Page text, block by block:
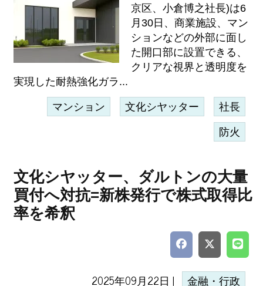
京区、小倉博之社長)は6
月30日、商業施設、マン
ションなどの外部に面し
た開口部に設置できる、
クリアな視界と透明度を
実現した耐熱強化ガラ...
マンション 文化シヤッター 社長
防火
文化シヤッター、ダルトンの大量
買付へ対抗=新株発行で株式取得比
率を希釈
2025年09月22日 | 金融・行政